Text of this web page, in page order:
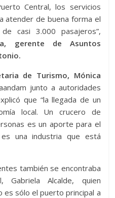
Central, los servicios
atender de buena forma el
casi 3.000 pasajeros”,
gerente de Asuntos
de Turismo, Mónica
junto a autoridades
que “la llegada de un
local. Un crucero de
es un aporte para el
una industria que está
también se encontraba
Gabriela Alcalde, quien
es sólo el puerto principal a